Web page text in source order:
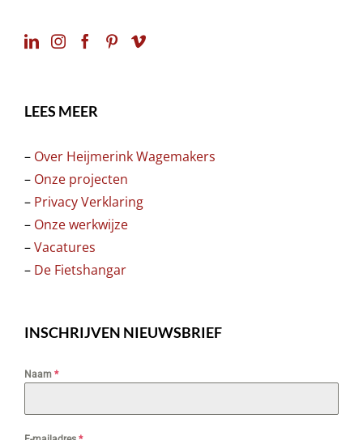
LEES MEER
– Over Heijmerink Wagemakers
– Onze projecten
– Privacy Verklaring
– Onze werkwijze
–Vacatures
– De Fietshangar
INSCHRIJVEN NIEUWSBRIEF
Naam *